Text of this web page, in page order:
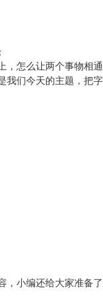
，怎么让两个事物相
我们今天的主题，把
，小编还给大家准备